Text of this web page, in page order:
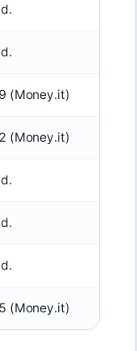
(Money.it)
(Money.it)
(Money.it)